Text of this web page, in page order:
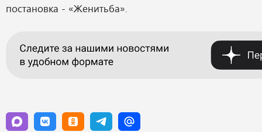
постановка - «Женитьба».